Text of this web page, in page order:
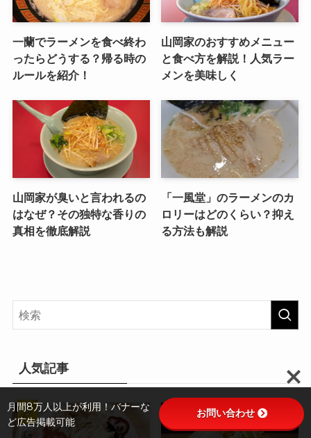
一蘭でラーメンを食べ終わ
ったらどうする？帰る時の
ルールを紹介！
山岡家のおすすめメニュー
と食べ方を解説！人気ラー
メンを美味しく
山岡家が臭いと言われるの
はなぜ？その独特な香りの
真相を徹底解説
「一風堂」のラーメンのカ
ロリーはどのくらい？抑え
る方法も解説
人気記事
月間8万人以上が利用！バナーな
ど広告掲載可能
お問い合わせ